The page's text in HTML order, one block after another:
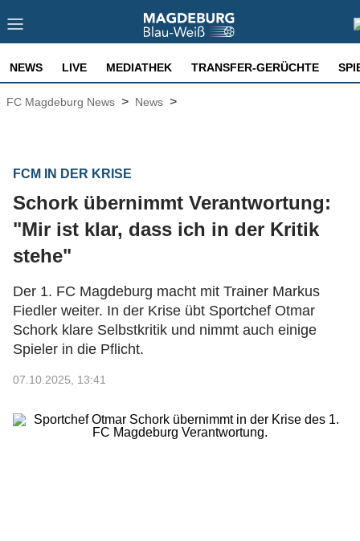
NEWS LIVE MEDIATHEK TRANSFER-GERÜCHTE
FC Magdeburg News > News >
FCM IN DER KRISE
Schork übernimmt Verantwortung:
"Mir ist klar, dass ich in der Kritik
stehe"
Der 1. FC Magdeburg macht mit Trainer Markus
Fiedler weiter. In der Krise übt Sportchef Otmar
Schork klare Selbstkritik und nimmt auch einige
Spieler in die Pflicht.
07.10.2025, 13:41